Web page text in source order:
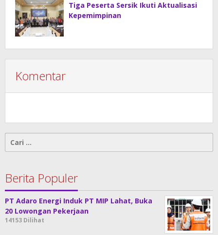
Tiga Peserta Sersik Ikuti Aktualisasi
Kepemimpinan
Komentar
Cari
Berita Populer
PT Adaro Energi Induk PT MIP Lahat, Buka
20 Lowongan Pekerjaan
14153 Dilihat